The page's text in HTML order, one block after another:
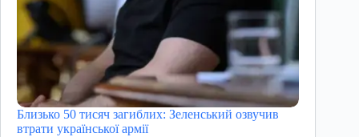
Близько 50 тисяч загиблих: Зеленський озвучив
втрати української армії